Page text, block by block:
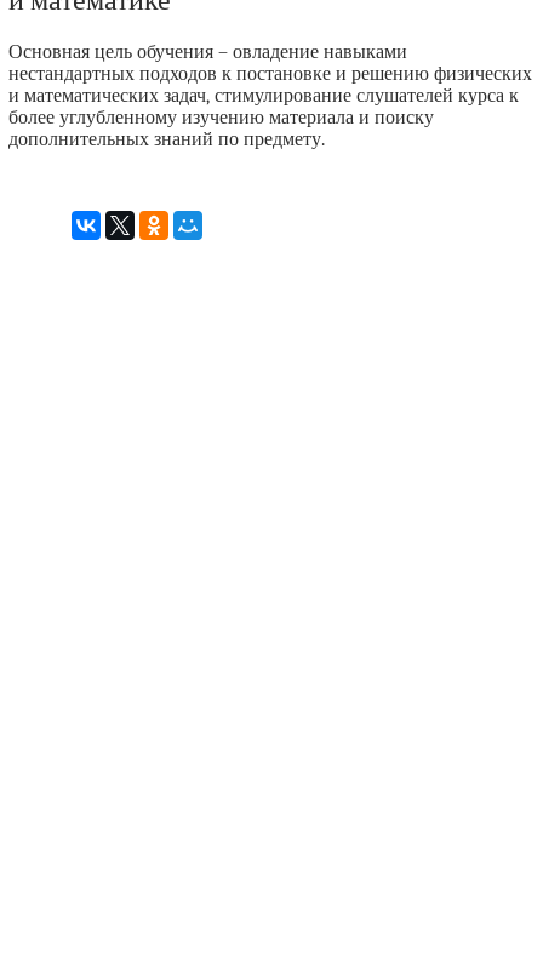
Основная цель обучения – овладение навыками
нестандартных подходов к постановке и решению физических
и математических задач, стимулирование слушателей курса к
более углубленному изучению материала и поиску
дополнительных знаний по предмету.